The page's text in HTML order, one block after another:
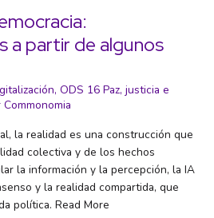
a partir de algunos
, ODS 16 Paz, justicia e
Commonomia
la realidad es una construcción que
colectiva y de los hechos
la información y la percepción, la IA
y la realidad compartida, que
política. Read More